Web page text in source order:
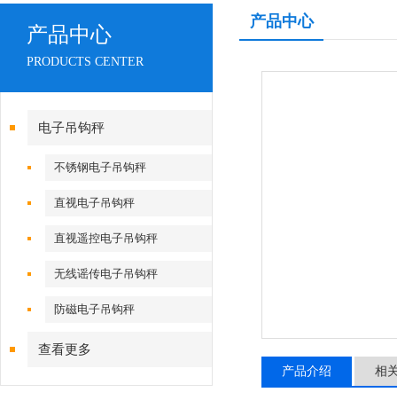
产品中心
PRODUCTS CENTER
电子吊钩秤
不锈钢电子吊钩秤
直视电子吊钩秤
直视遥控电子吊钩秤
无线谣传电子吊钩秤
防磁电子吊钩秤
查看更多
产品中心
产品介绍 相